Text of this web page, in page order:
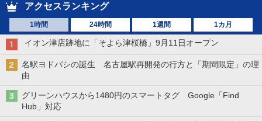
アクセスランキング
1時間 24時間 1週間 1カ月
イオン津店跡地に「そよら津桜橋」9月11日オープン
名駅ヨドバシの誕生 名古屋駅再開発の行方と「期間限定」の理
由
グリーンハウスから1480円のスマートタグ Google「Find
Hub」対応